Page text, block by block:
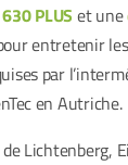
PLUS et une
entretenir
par
en Autriche.
Lichtenberg,